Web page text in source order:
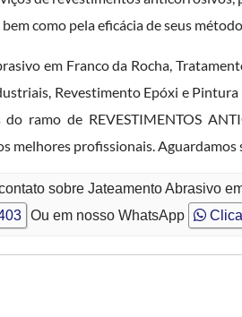
como pela eficácia de seus
em Franco da Rocha,
Revestimento Epóxi e
ramo de REVESTIMENTOS
melhores profissionais. Aguardamos
sobre Jateamento Abrasivo
Ou em nosso WhatsApp